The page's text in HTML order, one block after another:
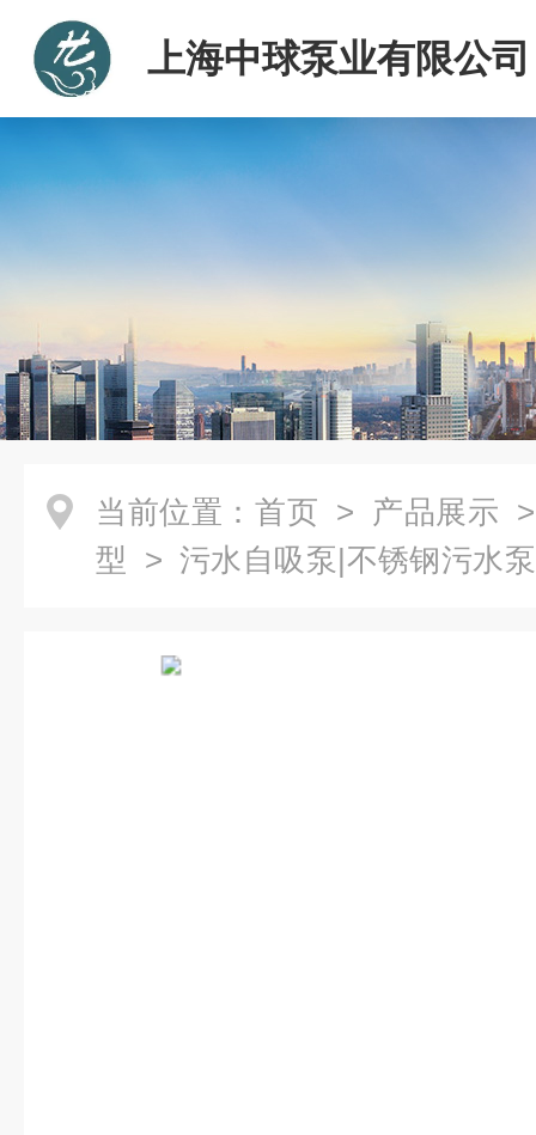
上海中球泵业有限公司
当前位置： 首页 > 产品展示
型 > 污水自吸泵|不锈钢污水泵